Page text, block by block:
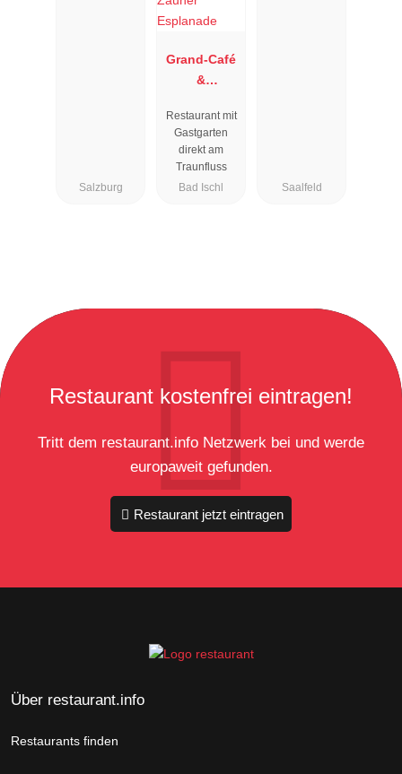
Salzburg
Grand-Café
&
Zauner
Esplanade
Restaurant mit
Gastgarten
direkt am
Traunfluss
Bad Ischl
Saalfeld
Restaurant kostenfrei eintragen!
Tritt dem restaurant.info Netzwerk bei und werde
europaweit gefunden.
Restaurant jetzt eintragen
Über restaurant.info
Restaurants finden